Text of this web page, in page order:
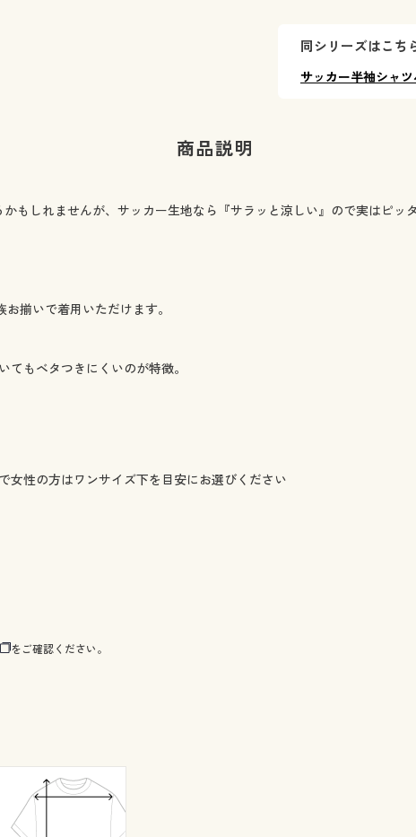
同シリーズはこち
サッカー半袖シャ
商品説明
もしれませんが、サッカー生地なら『サラッと涼しい』ので実はピッ
揃いで着用いただけます。
もベタつきにくいのが特徴。
性の方はワンサイズ下を目安にお選びください
をご確認ください。